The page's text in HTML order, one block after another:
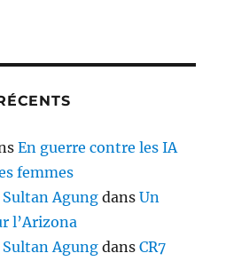
En guerre contre les IA
femmes
Agung dansUn
l’Arizona
Agung dansCR7